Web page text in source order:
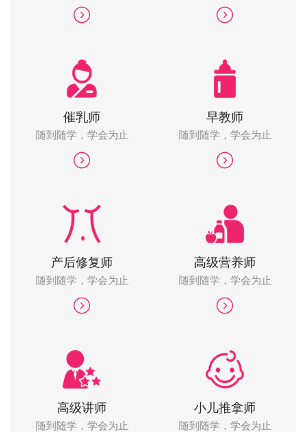
催乳师
随到随学，学会为止
早教师
随到随学，学会为止
产后修复师
随到随学，学会为止
高级营养师
随到随学，学会为止
高级讲师
随到随学，学会为止
小儿推拿师
随到随学，学会为止